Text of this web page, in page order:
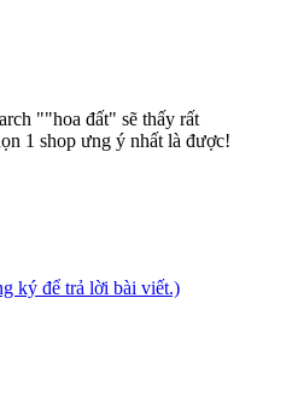
""hoa đất" sẽ thấy rất
1 shop ưng ý nhất là được!
ký để trả lời bài viết.)